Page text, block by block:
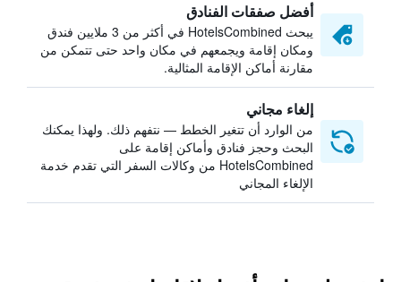
أفضل صفقات الفنادق
يبحث HotelsCombined في أكثر من 3 ملايين فندق
ومكان إقامة ويجمعهم في مكان واحد حتى تتمكن من
مقارنة أماكن الإقامة المثالية.
إلغاء مجاني
من الوارد أن تتغير الخطط — نتفهم ذلك. ولهذا يمكنك
البحث وحجز فنادق وأماكن إقامة على
HotelsCombined من وكالات السفر التي تقدم خدمة
الإلغاء المجاني